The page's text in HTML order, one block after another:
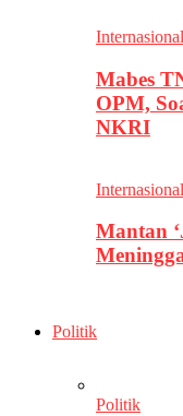
Internasional
Mabes
OPM,
NKRI
Internasional
Mantan
Politik
Politik